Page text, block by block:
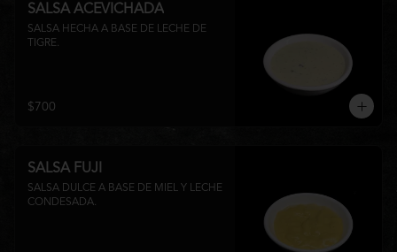
SALSA ACEVICHADA
SALSA HECHA A BASE DE LECHE DE
TIGRE.
$700
SALSA FUJI
SALSA DULCE A BASE DE MIEL Y LECHE
CONDESADA.